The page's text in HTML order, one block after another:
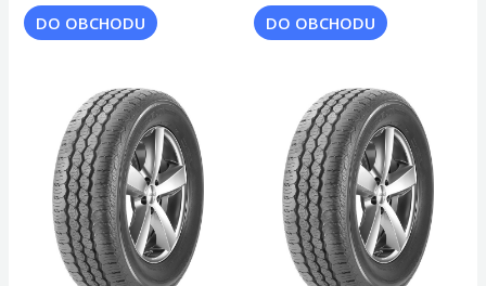
DO OBCHODU DO OBCHODU